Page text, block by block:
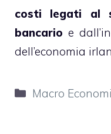
costi legati al
bancario e
dell’economia
Categorie
Macro